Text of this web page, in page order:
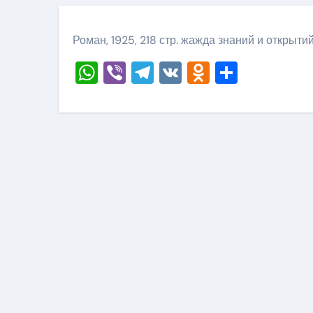
Роман, 1925, 218 стр. жажда знаний и открытий
WhatsApp
ViberTelegram
VK